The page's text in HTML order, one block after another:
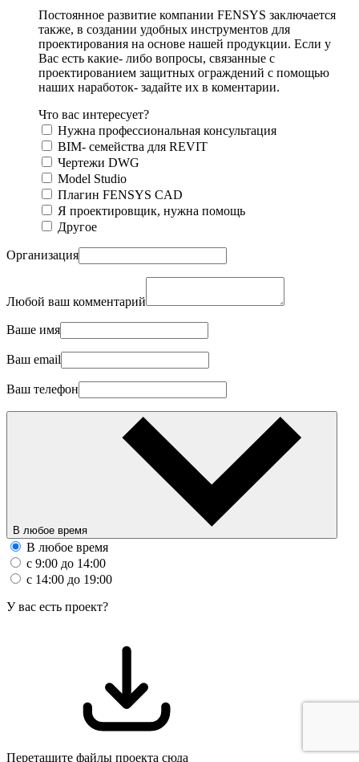
Постоянное развитие компании FENSYS заключается
также, в создании удобных инструментов для
проектирования на основе нашей продукции. Если у
Вас есть какие- либо вопросы, связанные с
проектированием защитных ограждений с помощью
наших наработок- задайте их в коментарии.
Что вас интересует?
Нужна профессиональная консультация
BIM- семейства для REVIT
Чертежи DWG
Моdel Studio
Плагин FENSYS CAD
Я проектировщик, нужна помощь
Другое
Организация
Любой ваш комментарий
Ваше имя
Ваш email
Ваш телефон
В любое время
В любое время
с 9:00 до 14:00
с 14:00 до 19:00
У вас есть проект?
Перетащите файлы проекта сюда